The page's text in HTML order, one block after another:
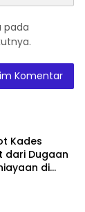
pada
Kades
dari Dugaan
di